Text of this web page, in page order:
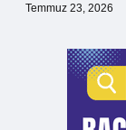
Temmuz 23, 2026